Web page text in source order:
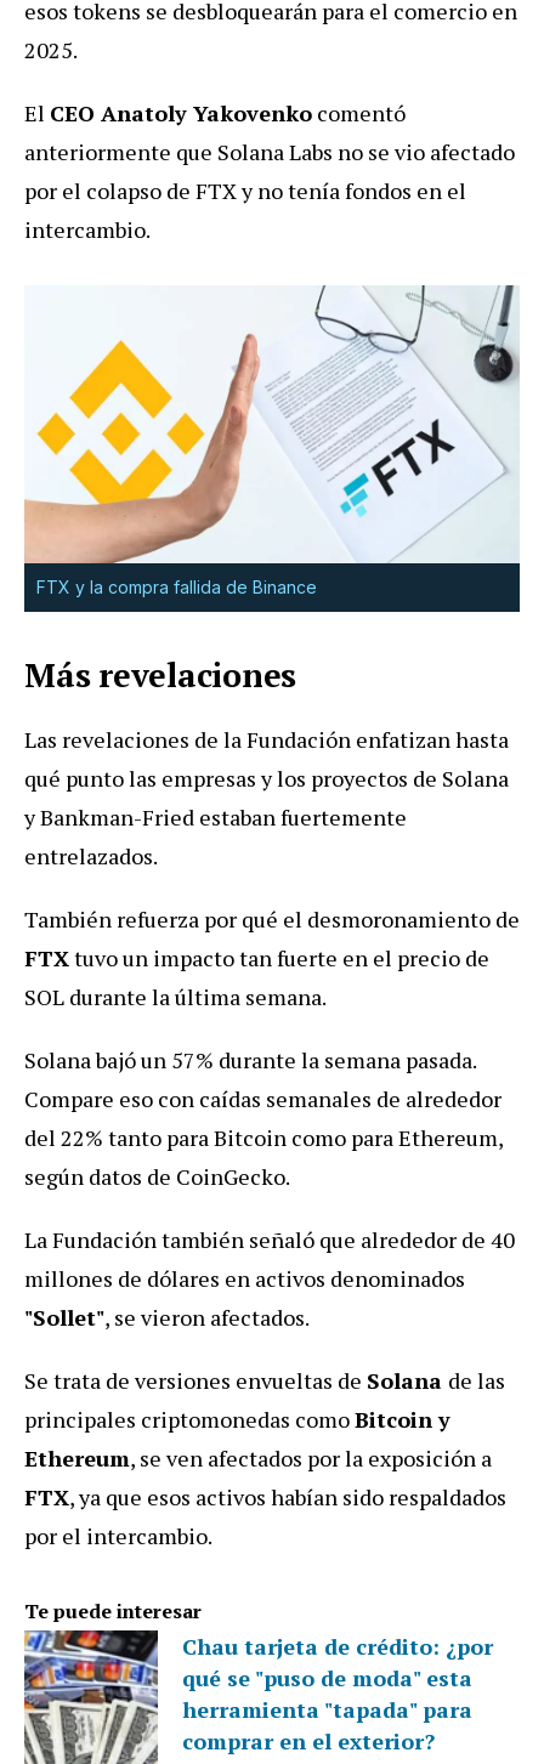
esos tokens se desbloquearán para el comercio en
2025.
El CEO Anatoly Yakovenko comentó
anteriormente que Solana Labs no se vio afectado
por el colapso de FTX y no tenía fondos en el
intercambio.
FTX y la compra fallida de Binance
Más revelaciones
Las revelaciones de la Fundación enfatizan hasta
qué punto las empresas y los proyectos de Solana
y Bankman-Fried estaban fuertemente
entrelazados.
También refuerza por qué el desmoronamiento de
FTXtuvo un impacto tan fuerte en el precio de
SOL durante la última semana.
Solana bajó un 57% durante la semana pasada.
Compare eso con caídas semanales de alrededor
del 22% tanto para Bitcoin como para Ethereum,
según datos de CoinGecko.
La Fundación también señaló que alrededor de 40
millones de dólares en activos denominados
"Sollet", se vieron afectados.
Se trata de versiones envueltas de Solana de las
principales criptomonedas comoBitcoin y
Ethereum, se ven afectados por la exposición a
FTX, ya que esos activos habían sido respaldados
por el intercambio.
Te puede interesar
Chau tarjeta de crédito: ¿por
qué se "puso de moda" esta
herramienta "tapada" para
comprar en el exterior?